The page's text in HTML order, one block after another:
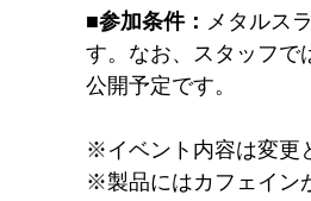
■参加条件： メタルス
す。なお、スタッフで
公開予定です。
※イベント内容は変更
※製品にはカフェイン